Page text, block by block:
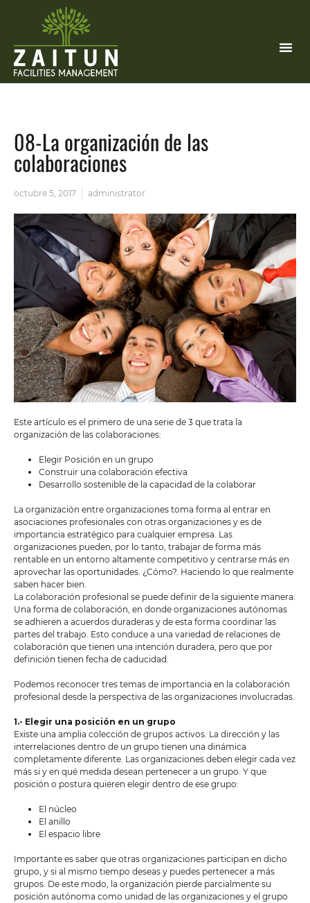
08-La organización de las
colaboraciones
octubre 5, 2017 administrator
Este artículo es el primero de una serie de 3 que trata la
organización de las colaboraciones:
Elegir Posición en un grupo
Construir una colaboración efectiva
Desarrollo sostenible de la capacidad de la colaborar
La organización entre organizaciones toma forma al entrar en
asociaciones profesionales con otras organizaciones y es de
importancia estratégico para cualquier empresa. Las
organizaciones pueden, por lo tanto, trabajar de forma más
rentable en un entorno altamente competitivo y centrarse más en
aprovechar las oportunidades. ¿Cómo?. Haciendo lo que realmente
saben hacer bien.
La colaboración profesional se puede definir de la siguiente manera:
Una forma de colaboración, en donde organizaciones autónomas
se adhieren a acuerdos duraderas y de esta forma coordinar las
partes del trabajo. Esto conduce a una variedad de relaciones de
colaboración que tienen una intención duradera, pero que por
definición tienen fecha de caducidad.
Podemos reconocer tres temas de importancia en la colaboración
profesional desde la perspectiva de las organizaciones involucradas.
1.- Elegir una posición en un grupo
Existe una amplia colección de grupos activos. La dirección y las
interrelaciones dentro de un grupo tienen una dinámica
completamente diferente. Las organizaciones deben elegir cada vez
más si y en qué medida desean pertenecer a un grupo. Y que
posición o postura quieren elegir dentro de ese grupo:
El núcleo
El anillo
El espacio libre
Importante es saber que otras organizaciones participan en dicho
grupo, y si al mismo tiempo deseas y puedes pertenecer a más
grupos. De este modo, la organización pierde parcialmente su
posición autónoma como unidad de las organizaciones y el grupo